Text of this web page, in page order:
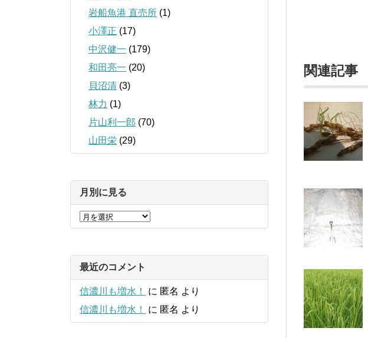
関連記事
岩船魚港 直売所 (1)
小澤正 (17)
中沢健一 (179)
和田亮一 (20)
貝沼清 (3)
林力 (1)
片山利一郎 (70)
山田栄 (29)
月別に見る
最近のコメント
信濃川も増水！ に 匿名 より
信濃川も増水！
に 匿名 より